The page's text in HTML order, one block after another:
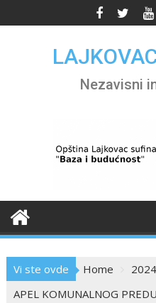
to
Nezavisni
Vi ste ovde Home 2024
APEL KOMUNALNOG